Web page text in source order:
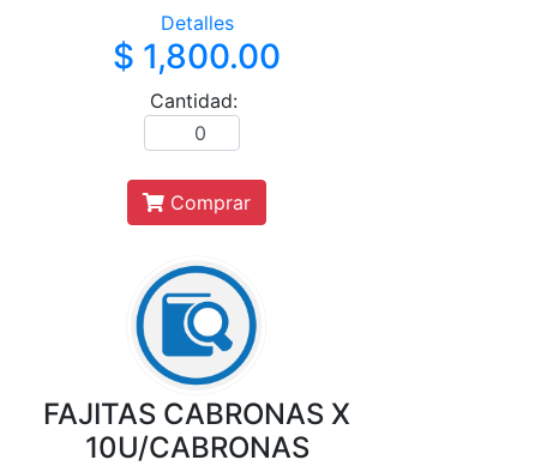
Detalles
$ 1,800.00
Cantidad:
Comprar
FAJITAS CABRONAS X
10U/CABRONAS